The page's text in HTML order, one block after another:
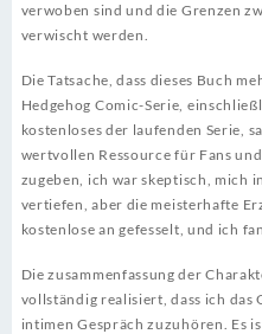
verwoben sind und die Grenzen
verwischt werden.
Die Tatsache, dass dieses Buch
Hedgehog Comic-Serie,
kostenloses der laufenden Serie,
wertvollen Ressource für Fans
zugeben, ich war skeptisch, mich
vertiefen, aber die meisterhafte
kostenlose an gefesselt, und ich
Die zusammenfassung der
vollständig realisiert, dass ich das
intimen Gespräch zuzuhören. Es